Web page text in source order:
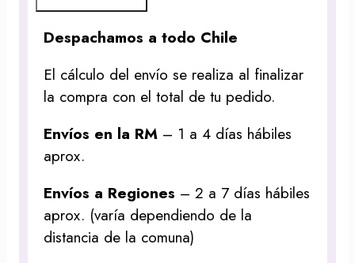
Despachamos a todo Chile
El cálculo del envío se realiza al finalizar
la compra con el total de tu pedido.
Envíos en la RM – 1 a 4 días hábiles
aprox.
Envíos a Regiones – 2 a 7 días hábiles
aprox. (varía dependiendo de la
distancia de la comuna)